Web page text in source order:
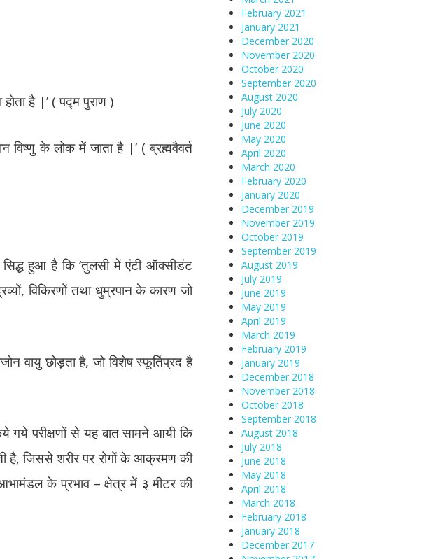
है |’ ( पद्म पुराण )
के लोक में जाता है |’ ( ब्रह्मवैवर्त
हुआ है कि ‘तुलसी में एंटी ऑक्सीडंट
विकिरणों तथा धुम्रपान के कारण जो
वायु छोड़ता है, जो विशेष स्फूर्तिप्रद है
गये परीक्षणों से यह बात सामने आयी कि
है, जिससे शरीर पर रोगों के आक्रमण की
के प्रभाव – क्षेत्र में ३ मीटर की
February 2021
January 2021
December 2020
November 2020
October 2020
September 2020
August 2020
July 2020
June 2020
May 2020
April 2020
March 2020
February 2020
January 2020
December 2019
November 2019
October 2019
September 2019
August 2019
July 2019
June 2019
May 2019
April 2019
March 2019
February 2019
January 2019
December 2018
November 2018
October 2018
September 2018
August 2018
July 2018
June 2018
May 2018
April 2018
March 2018
February 2018
January 2018
December 2017